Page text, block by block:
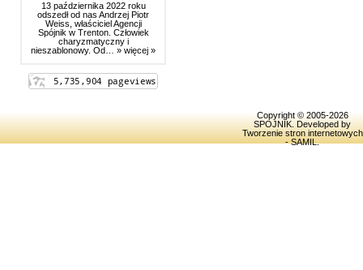
13 października 2022 roku
odszedł od nas Andrzej Piotr
Weiss, właściciel Agencji
Spójnik w Trenton. Człowiek
charyzmatyczny i
nieszablonowy. Od… » więcej »
Copyright © 2005-2026
SPOJNIK . Developed by
Tworzenie stron internetowych
- SAMIL.